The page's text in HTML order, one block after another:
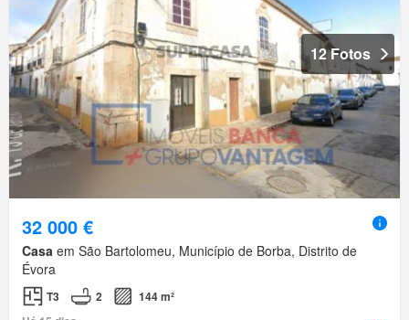
12 Fotos
32 000 €
Casa em São Bartolomeu, Município de Borba, Distrito de
Évora
T3 2
144 m²